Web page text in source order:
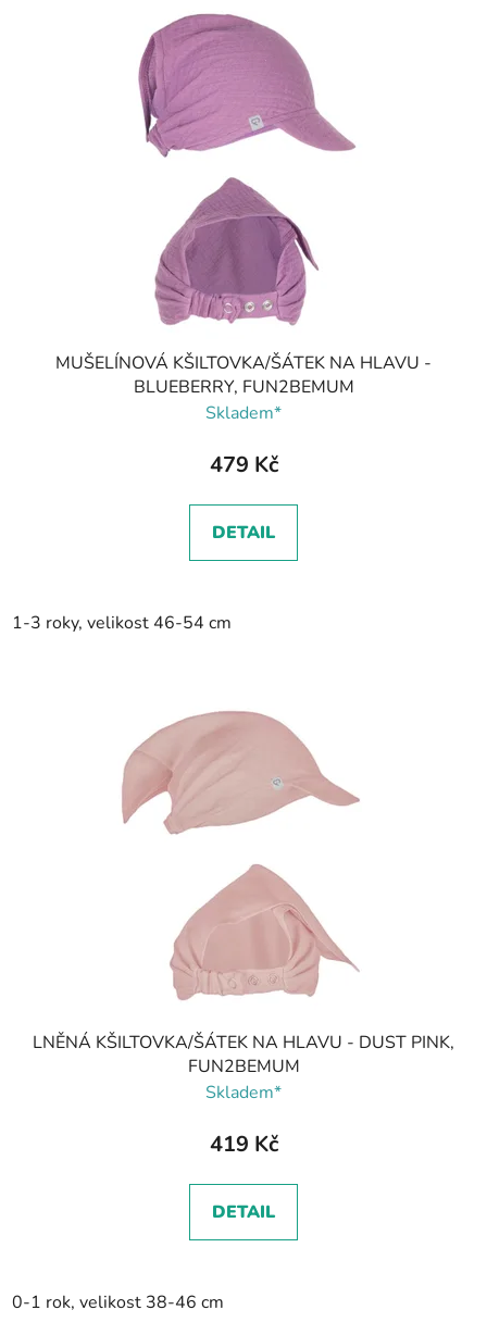
MUŠELÍNOVÁ KŠILTOVKA/ŠÁTEK NA HLAVU -
BLUEBERRY, FUN2BEMUM
Skladem*
479 Kč
DETAIL
1-3 roky, velikost 46-54 cm
LNĚNÁ KŠILTOVKA/ŠÁTEK NA HLAVU - DUST PINK,
FUN2BEMUM
Skladem*
419 Kč
DETAIL
0-1 rok, velikost 38-46 cm